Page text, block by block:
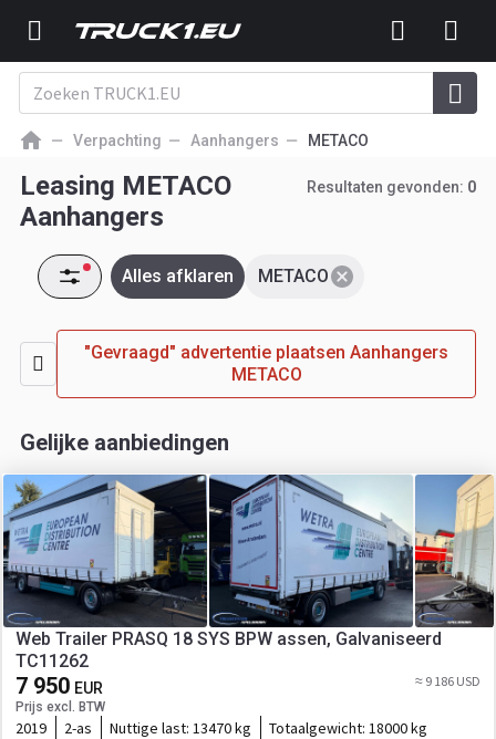
Verpachting Aanhangers METACO
Leasing METACO
Aanhangers
Resultaten gevonden: 0
METACO
Alles afklaren
"Gevraagd" advertentie plaatsen Aanhangers
METACO
Gelijke aanbiedingen
Web Trailer PRASQ 18 SYS BPW assen, Galvaniseerd
TC11262
7 950 EUR
Prijs excl. BTW
≈ 9 186 USD
2019 2-as Nuttige last: 13470 kg Totaalgewicht: 18000 kg